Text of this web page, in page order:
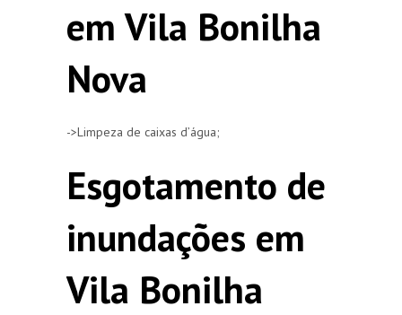
em Vila Bonilha
Nova
->Limpeza de caixas d’água;
Esgotamento de
inundações em
Vila Bonilha